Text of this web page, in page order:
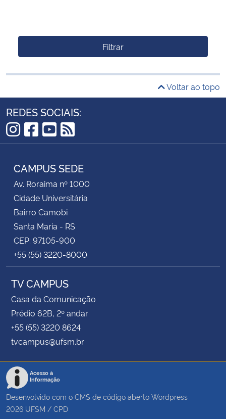
Filtrar
Voltar ao topo
REDES SOCIAIS:
Instagram
Facebook
YouTube
RSS
CAMPUS SEDE
Av. Roraima nº 1000
Cidade Universitária
Bairro Camobi
Santa Maria - RS
CEP: 97105-900
+55 (55) 3220-8000
TV CAMPUS
Casa da Comunicação
Prédio 62B, 2º andar
+55 (55) 3220 8624
tvcampus@ufsm.br
Acesso à
Informação
Desenvolvido com o CMS de código aberto Wordpress
2026 UFSM / CPD